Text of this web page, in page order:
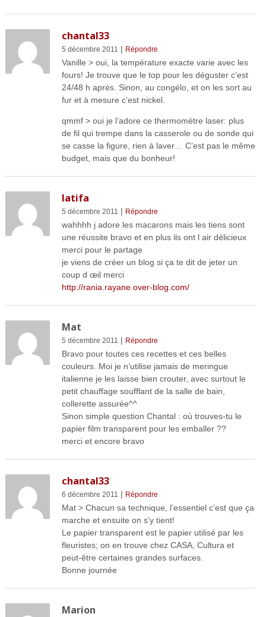
chantal33
5 décembre 2011 | Répondre
Vanille > oui, la température exacte varie avec les
fours! Je trouve que le top pour les déguster c’est
24/48 h après. Sinon, au congélo, et on les sort au
fur et à mesure c’est nickel.
qmmf > oui je l’adore ce thermomètre laser: plus
de fil qui trempe dans la casserole ou de sonde qui
se casse la figure, rien à laver… C’est pas le même
budget, mais que du bonheur!
latifa
5 décembre 2011 | Répondre
wahhhh j adore les macarons mais les tiens sont
une réussite bravo et en plus ils ont l air délicieux
merci pour le partage
je viens de créer un blog si ça te dit de jeter un
coup d œil merci
http://rania.rayane.over-blog.com/
Mat
5 décembre 2011 | Répondre
Bravo pour toutes ces recettes et ces belles
couleurs. Moi je n’utilise jamais de meringue
italienne je les laisse bien crouter, avec surtout le
petit chauffage soufflant de la salle de bain,
collerette assurée^^
Sinon simple question Chantal : où trouves-tu le
papier film transparent pour les emballer ??
merci et encore bravo
chantal33
6 décembre 2011 | Répondre
Mat > Chacun sa technique, l’essentiel c’est que ça
marche et ensuite on s’y tient!
Le papier transparent est le papier utilisé par les
fleuristes; on en trouve chez CASA, Cultura et
peut-être certaines grandes surfaces.
Bonne journée
Marion